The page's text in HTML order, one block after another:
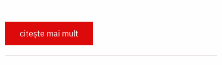
citește mai mult